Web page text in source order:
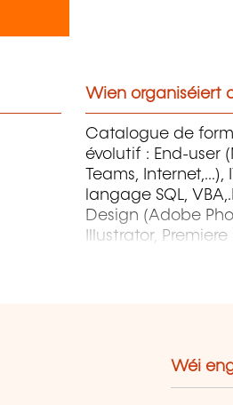
Wien organiséiert
Catalogue de
évolutif : End-user
Teams,
langage SQL,
Design (Adobe
Illustrator,
Project
Wéi